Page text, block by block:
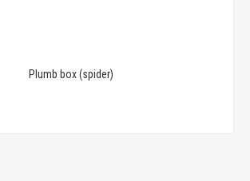
Plumb box (spider)